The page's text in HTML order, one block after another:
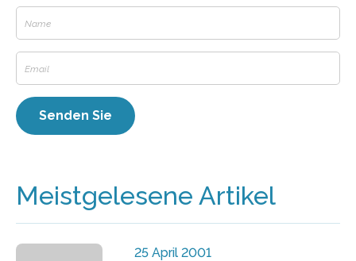
Meistgelesene Artikel
25 April 2001